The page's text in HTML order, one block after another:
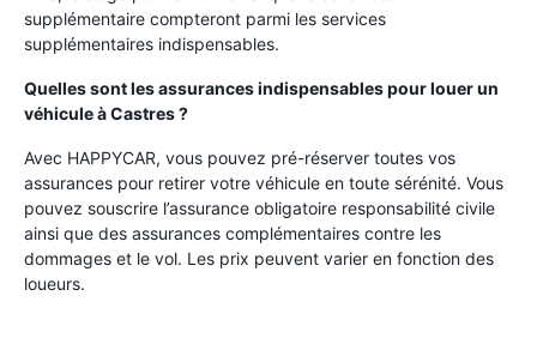
supplémentaire compteront parmi les services
supplémentaires indispensables.
Quelles sont les assurances indispensables pour louer un
véhicule à Castres ?
Avec HAPPYCAR, vous pouvez pré-réserver toutes vos
assurances pour retirer votre véhicule en toute sérénité. Vous
pouvez souscrire l’assurance obligatoire responsabilité civile
ainsi que des assurances complémentaires contre les
dommages et le vol. Les prix peuvent varier en fonction des
loueurs.